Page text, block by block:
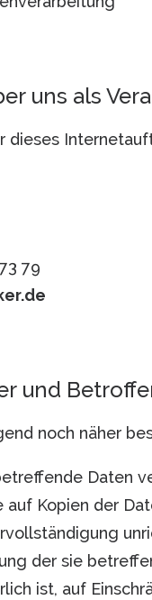
uns als
dieses
79
und
noch näher
Daten
Kopien der
der sie
ist, auf